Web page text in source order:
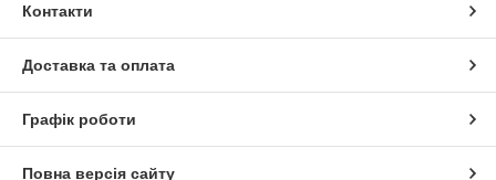
Контакти
Доставка та оплата
Графік роботи
Повна версія сайту